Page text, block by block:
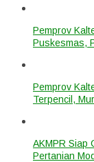
Pemprov
Puskesmas,
Pemprov
Terpencil,
AKMPR Siap
Pertanian